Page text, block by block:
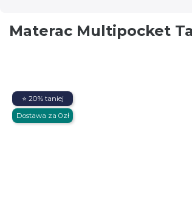
Materac Multipocket
⭐ 20% taniej
Dostawa za 0zł